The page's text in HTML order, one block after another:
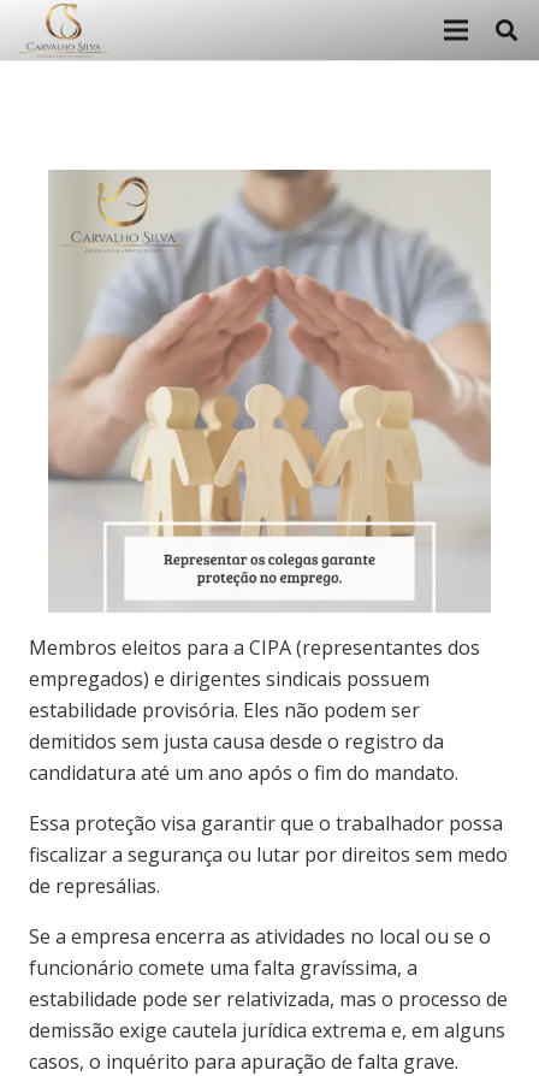
Membros eleitos para a CIPA (representantes dos
empregados) e dirigentes sindicais possuem
estabilidade provisória. Eles não podem ser
demitidos sem justa causa desde o registro da
candidatura até um ano após o fim do mandato.
Essa proteção visa garantir que o trabalhador possa
fiscalizar a segurança ou lutar por direitos sem medo
de represálias.
Se a empresa encerra as atividades no local ou se o
funcionário comete uma falta gravíssima, a
estabilidade pode ser relativizada, mas o processo de
demissão exige cautela jurídica extrema e, em alguns
casos, o inquérito para apuração de falta grave.